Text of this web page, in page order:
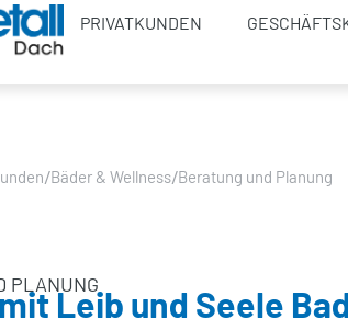
PRIVATKUNDEN
/Bäder & Wellness/Beratung und Planung
PLANUNGLeib und Seele